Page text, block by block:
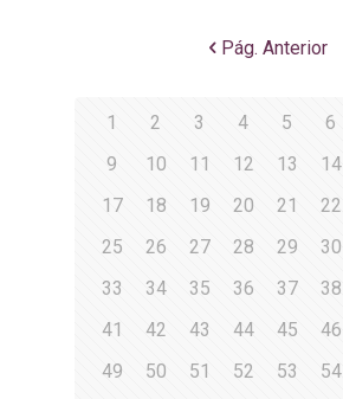
Pág. Anterior
1 2 3 4 5 6
9
10 11 12 13 14
17
18 19 20 21 22
25
26 27 28 29 30
33
34 35 36 37 38
41
42 43 44 45 46
49
50 51 52 53 54